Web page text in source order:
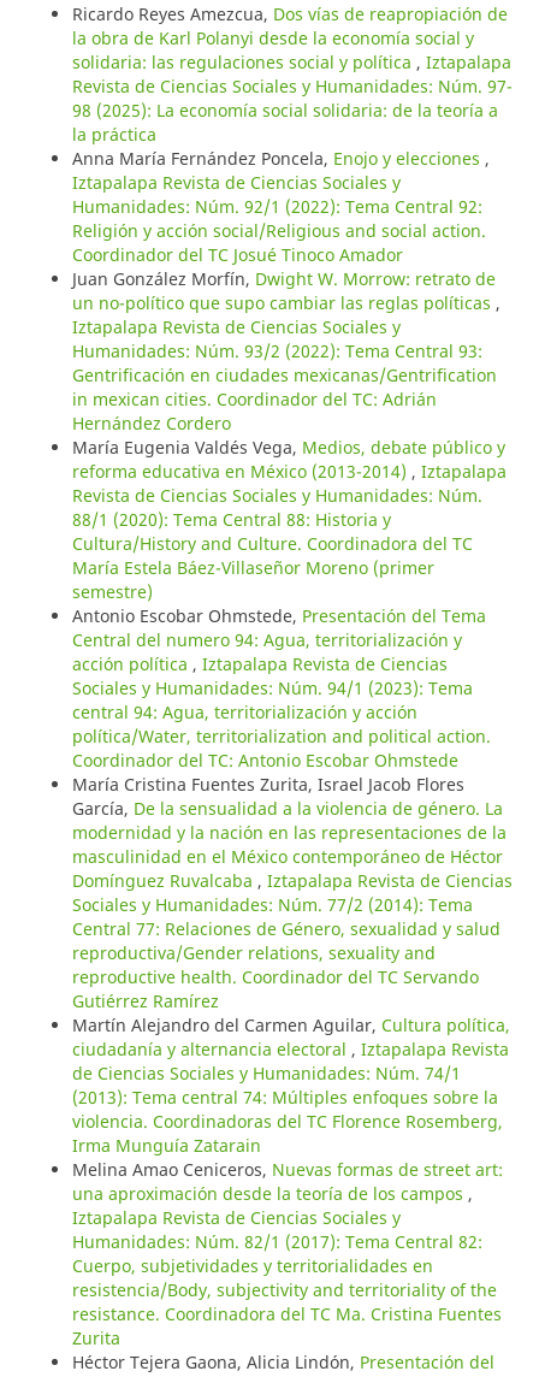
Ricardo Reyes Amezcua, Dos vías de reapropiación de
la obra de Karl Polanyi desde la economía social y
solidaria: las regulaciones social y política , Iztapalapa
Revista de Ciencias Sociales y Humanidades: Núm. 97-
98 (2025): La economía social solidaria: de la teoría a
la práctica
Anna María Fernández Poncela, Enojo y elecciones ,
Iztapalapa Revista de Ciencias Sociales y
Humanidades: Núm. 92/1 (2022): Tema Central 92:
Religión y acción social/Religious and social action.
Coordinador del TC Josué Tinoco Amador
Juan González Morfín, Dwight W. Morrow: retrato de
un no-político que supo cambiar las reglas políticas ,
Iztapalapa Revista de Ciencias Sociales y
Humanidades: Núm. 93/2 (2022): Tema Central 93:
Gentrificación en ciudades mexicanas/Gentrification
in mexican cities. Coordinador del TC: Adrián
Hernández Cordero
María Eugenia Valdés Vega, Medios, debate público y
reforma educativa en México (2013-2014) , Iztapalapa
Revista de Ciencias Sociales y Humanidades: Núm.
88/1 (2020): Tema Central 88: Historia y
Cultura/History and Culture. Coordinadora del TC
María Estela Báez-Villaseñor Moreno (primer
semestre)
Antonio Escobar Ohmstede, Presentación del Tema
Central del numero 94: Agua, territorialización y
acción política , Iztapalapa Revista de Ciencias
Sociales y Humanidades: Núm. 94/1 (2023): Tema
central 94: Agua, territorialización y acción
política/Water, territorialization and political action.
Coordinador del TC: Antonio Escobar Ohmstede
María Cristina Fuentes Zurita, Israel Jacob Flores
García, De la sensualidad a la violencia de género. La
modernidad y la nación en las representaciones de la
masculinidad en el México contemporáneo de Héctor
Domínguez Ruvalcaba , Iztapalapa Revista de Ciencias
Sociales y Humanidades: Núm. 77/2 (2014): Tema
Central 77: Relaciones de Género, sexualidad y salud
reproductiva/Gender relations, sexuality and
reproductive health. Coordinador del TC Servando
Gutiérrez Ramírez
Martín Alejandro del Carmen Aguilar, Cultura política,
ciudadanía y alternancia electoral , Iztapalapa Revista
de Ciencias Sociales y Humanidades: Núm. 74/1
(2013): Tema central 74: Múltiples enfoques sobre la
violencia. Coordinadoras del TC Florence Rosemberg,
Irma Munguía Zatarain
Melina Amao Ceniceros, Nuevas formas de street art:
una aproximación desde la teoría de los campos ,
Iztapalapa Revista de Ciencias Sociales y
Humanidades: Núm. 82/1 (2017): Tema Central 82:
Cuerpo, subjetividades y territorialidades en
resistencia/Body, subjectivity and territoriality of the
resistance. Coordinadora del TC Ma. Cristina Fuentes
Zurita
Héctor Tejera Gaona, Alicia Lindón, Presentación del